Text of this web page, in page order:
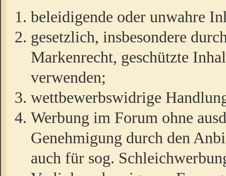
beleidigende oder unwahre
gesetzlich, insbesondere
Markenrecht, geschützte
verwenden;
wettbewerbswidrige
Werbung im Forum ohne
Genehmigung durch den
auch für sog.